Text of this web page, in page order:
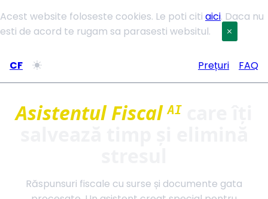
Acest website foloseste cookies. Le poti citi aici. Daca nu
esti de acord te rugam sa parasesti websitul.
CF Prețuri FAQ
Asistentul FiscalAI
Răspunsuri fiscale cu surse și documente gata